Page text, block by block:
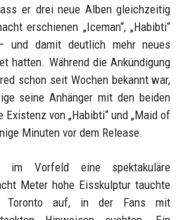
er drei neue Alben gleichzeitig
erschienen „Iceman“, „Habibti“
und damit deutlich mehr neues
hatten. Während die Ankündigung
schon seit Wochen bekannt war,
seine Anhänger mit den beiden
von „Habibti“ und „Maid of
Minuten vor dem Release.
im Vorfeld eine spektakuläre
Meter hohe Eisskulptur tauchte
Toronto auf, in der Fans mit